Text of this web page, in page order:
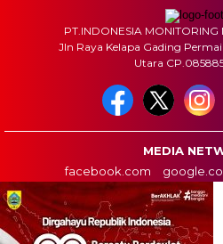
PT.INDONESIA
Jln Raya Kelapa Gading Permai
Utara
MEDIA
facebook.com
HOME BOX REDAKSI